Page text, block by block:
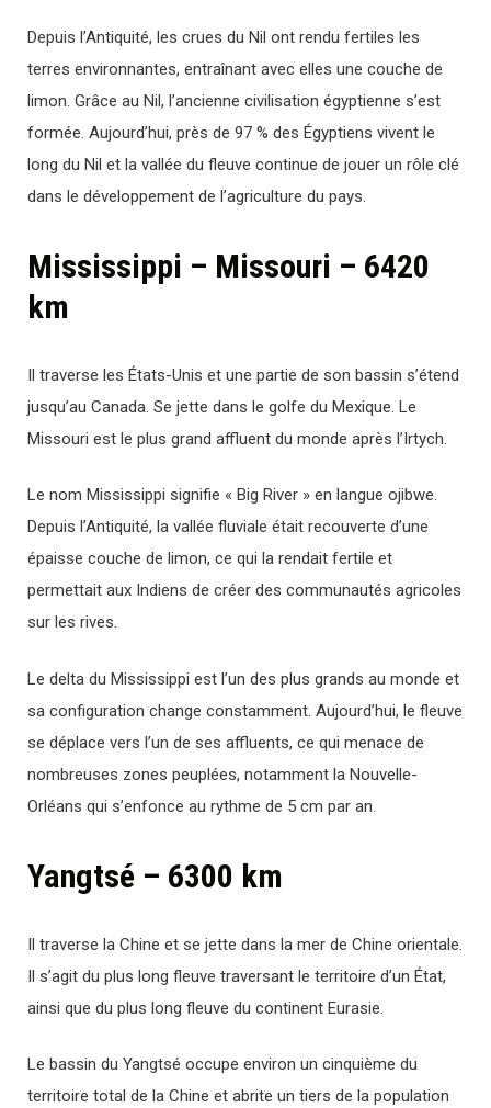
Depuis l’Antiquité, les crues du Nil ont rendu fertiles les
terres environnantes, entraînant avec elles une couche de
limon. Grâce au Nil, l’ancienne civilisation égyptienne s’est
formée. Aujourd’hui, près de 97 % des Égyptiens vivent le
long du Nil et la vallée du fleuve continue de jouer un rôle clé
dans le développement de l’agriculture du pays.
Mississippi – Missouri – 6420
km
Il traverse les États-Unis et une partie de son bassin s’étend
jusqu’au Canada. Se jette dans le golfe du Mexique. Le
Missouri est le plus grand affluent du monde après l’Irtych.
Le nom Mississippi signifie « Big River » en langue ojibwe.
Depuis l’Antiquité, la vallée fluviale était recouverte d’une
épaisse couche de limon, ce qui la rendait fertile et
permettait aux Indiens de créer des communautés agricoles
sur les rives.
Le delta du Mississippi est l’un des plus grands au monde et
sa configuration change constamment. Aujourd’hui, le fleuve
se déplace vers l’un de ses affluents, ce qui menace de
nombreuses zones peuplées, notamment la Nouvelle-
Orléans qui s’enfonce au rythme de 5 cm par an.
Yangtsé – 6300 km
Il traverse la Chine et se jette dans la mer de Chine orientale.
Il s’agit du plus long fleuve traversant le territoire d’un État,
ainsi que du plus long fleuve du continent Eurasie.
Le bassin du Yangtsé occupe environ un cinquième du
territoire total de la Chine et abrite un tiers de la population